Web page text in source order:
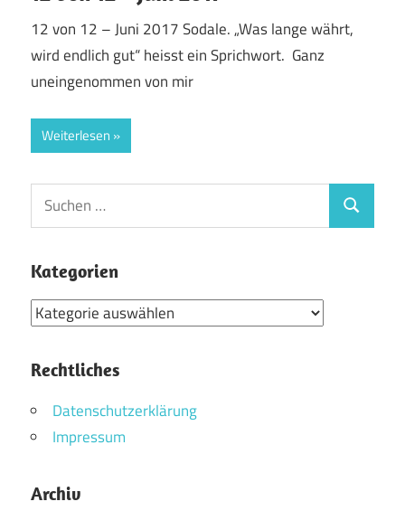
12 von 12 – Juni 2017 Sodale. „Was lange währt,
wird endlich gut“ heisst ein Sprichwort. Ganz
uneingenommen von mir
Weiterlesen
Suchen
nach:
Suchen
Kategorien
Kategorien
Rechtliches
Datenschutzerklärung
Impressum
Archiv